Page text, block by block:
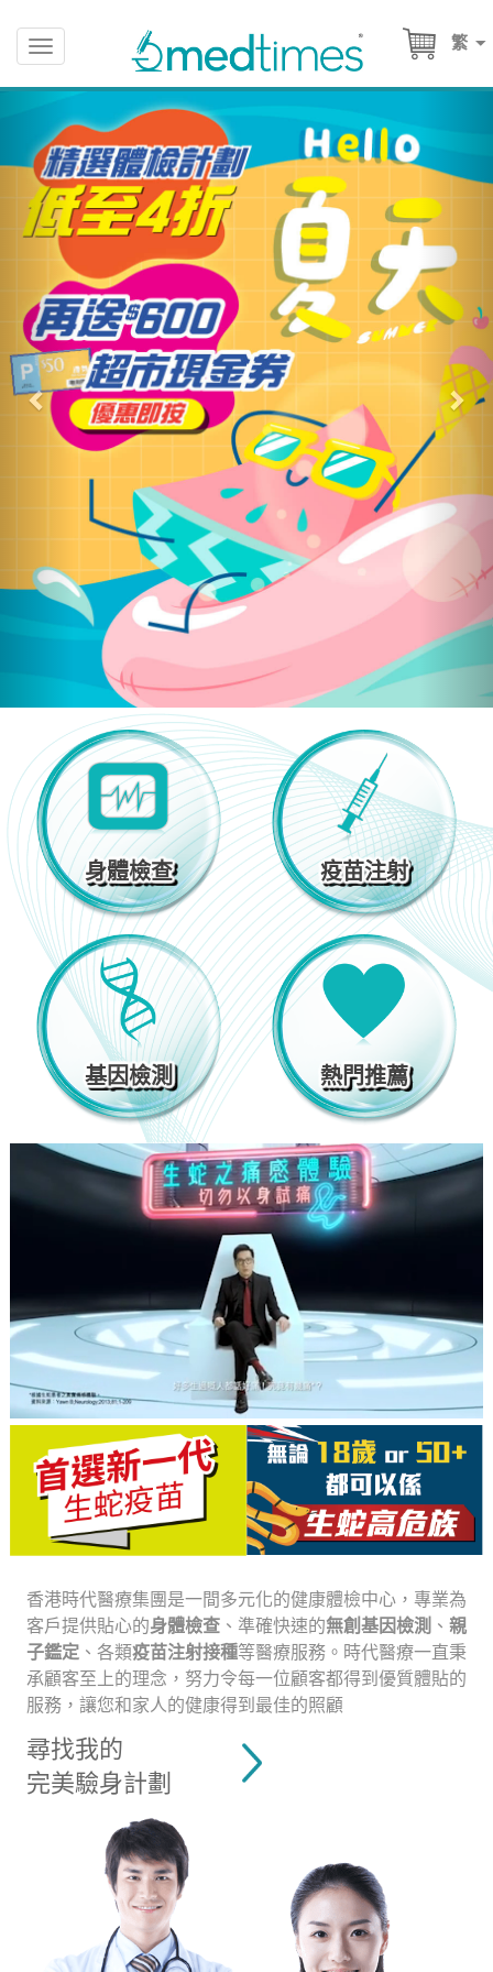
繁
Toggle
navigation
身體檢查
身體檢查 疫苗注射
疫苗注射
基因檢測
基因檢測 熱門推薦
熱門推薦
香港時代醫療集團是一間多元化的健康體檢中心，專業為
客戶提供貼心的身體檢查、準確快速的無創基因檢測 、 親
子鑑定、各類疫苗注射接種等醫療服務。時代醫療一直秉
承顧客至上的理念，努力令每一位顧客都得到優質體貼的
服務，讓您和家人的健康得到最佳的照顧
尋找我的
完美驗身計劃